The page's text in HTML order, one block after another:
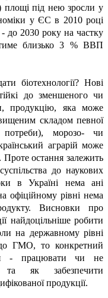
площі під нею зросли у
у ЄС в 2010 році
до 2030 року на частку
близько 3 % ВВП
біотехнології? Нові
до зменшеного чи
продукцію, яка може
складом певної
потреби), морозо- чи
аграрій може
остання залежить
до наукових
в Україні нема ані
офіційному рівні нема
Висновки про
найдоцільніше робити
на державному рівні
ГМО, то конкретний
- працювати чи не
та як забезпечити
продукції.